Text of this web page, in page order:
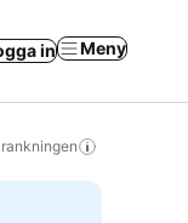
in Meny